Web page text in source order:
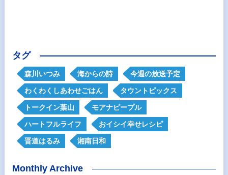
タグ
森川いつみ 海からの詩 今週の放送予定
わくわくしあわせごはん タウントピックス
トークイン葉山 モアナピープル
ハートフルライフ おイシイ幸せレシピ
晋道はるみ 湘南日和
Monthly Archive